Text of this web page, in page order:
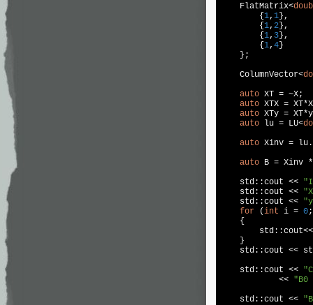
    FlatMatrix<
        {
1, 1},
        {
1, 2},
        {
1, 3},
        {
1, 4}
    };
    ColumnVector<
auto XT = ~X;
auto XTX =
auto XTy =
auto lu = LU<
auto Xinv =
auto B = Xinv
std ::cout <<
std ::cout <<
std ::cout <<
for (int i = 0
    {
std ::cout
    }
std ::cout <<
std ::cout <<
            <<
"B0
std ::cout <<